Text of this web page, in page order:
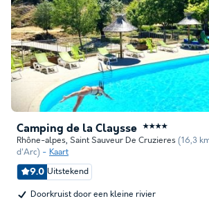
Camping de la Claysse ★★★★
Rhône-alpes, Saint Sauveur De Cruzieres (16,3
d'Arc)
Kaart
9.0 Uitstekend
Doorkruist door een kleine rivier